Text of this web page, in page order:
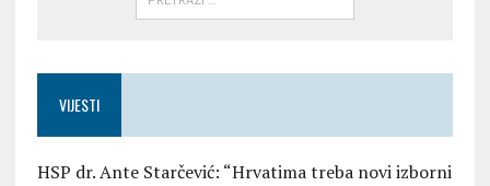
VIJESTI
HSP dr. Ante Starčević: “Hrvatima treba novi izborni